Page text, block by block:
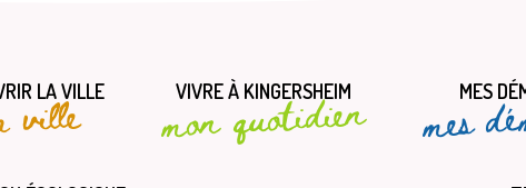
LA VILLE
ville VIVRE À KINGERSHEIM
mon quotidien MES
mes